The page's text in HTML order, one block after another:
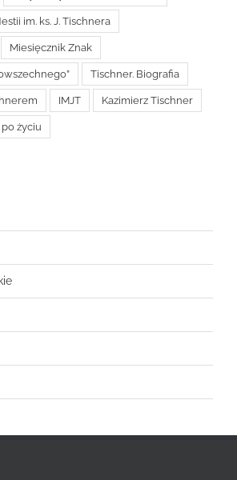
im. ks. J. Tischnera
Miesięcznik Znak
Tischner. Biografia
IMJT Kazimierz Tischner
życiu